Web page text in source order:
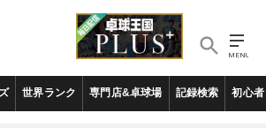
世界ランク 専門店&卓球場 記録検索 初心者